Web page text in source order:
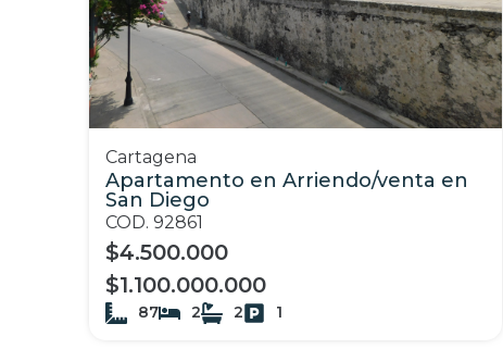
Cartagena
Apartamento en Arriendo/venta en
San Diego
COD. 92861
$4.500.000
$1.100.000.000
87 2 2 1